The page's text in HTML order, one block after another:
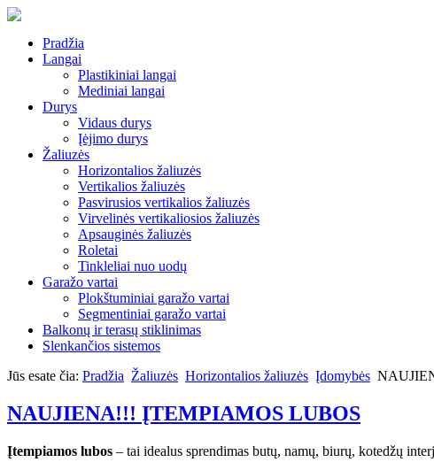
Pradžia
Langai
Plastikiniai langai
Mediniai langai
Durys
Vidaus durys
Įėjimo durys
Žaliuzės
Horizontalios žaliuzės
Vertikalios žaliuzės
Pasvirusios vertikalios žaliuzės
Virvelinės vertikaliosios žaliuzės
Apsauginės žaliuzės
Roletai
Tinkleliai nuo uodų
Garažo vartai
Plokštuminiai garažo vartai
Segmentiniai garažo vartai
Balkonų ir terasų stiklinimas
Slenkančios sistemos
Jūs esate čia: Pradžia Žaliuzės Horizontalios žaliuzės Įdomybės
NAUJIENA!!! ĮTEMPIAMOS LUBOS
Įtempiamos lubos – tai idealus sprendimas butų, namų, biurų, kotedžų